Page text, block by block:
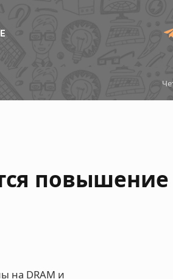
на DRAM и